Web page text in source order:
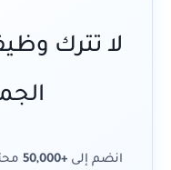
لا تترك
انضم إلى+50,000